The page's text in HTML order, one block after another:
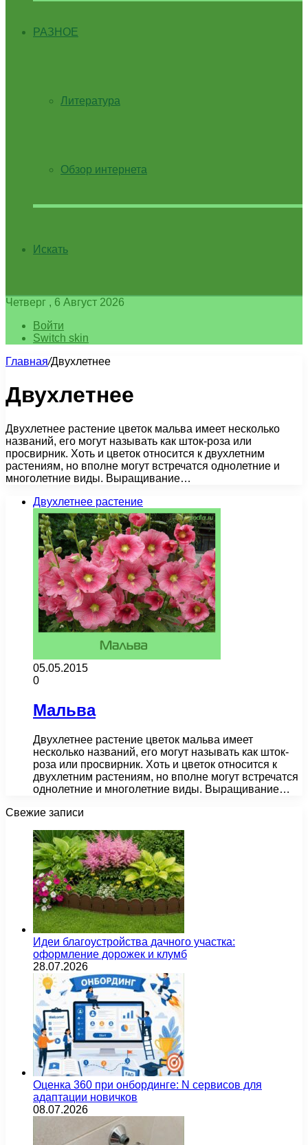
РАЗНОЕ
Литература
Обзор интернета
Искать
Четверг , 6 Август 2026
Войти
Switch skin
Главная/Двухлетнее
Двухлетнее
Двухлетнее растение цветок мальва имеет несколько
названий, его могут называть как шток-роза или
просвирник. Хоть и цветок относится к двухлетним
растениям, но вполне могут встречатся однолетние и
многолетние виды. Выращивание…
Двухлетнее растение
05.05.2015
0
Мальва
Двухлетнее растение цветок мальва имеет
несколько названий, его могут называть как шток-
роза или просвирник. Хоть и цветок относится к
двухлетним растениям, но вполне могут встречатся
однолетние и многолетние виды. Выращивание…
Свежие записи
Идеи благоустройства дачного участка:
оформление дорожек и клумб
28.07.2026
Оценка 360 при онбординге: N сервисов для
адаптации новичков
08.07.2026